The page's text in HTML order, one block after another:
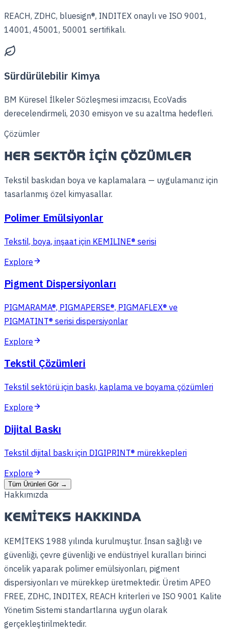
REACH, ZDHC, bluesign®, INDITEX onaylı ve ISO 9001,
14001, 45001, 50001 sertifikalı.
Sürdürülebilir Kimya
BM Küresel İlkeler Sözleşmesi imzacısı, EcoVadis
derecelendirmeli, 2030 emisyon ve su azaltma hedefleri.
Çözümler
HER SEKTÖR İÇIN ÇÖZÜMLER
Tekstil baskıdan boya ve kaplamalara — uygulamanız için
tasarlanmış özel kimyasallar.
Polimer Emülsiyonlar
Tekstil, boya, inşaat için KEMILINE® serisi
Explore
Pigment Dispersiyonları
PIGMARAMA®, PIGMAPERSE®, PIGMAFLEX® ve
PIGMATINT® serisi dispersiyonlar
Explore
Tekstil Çözümleri
Tekstil sektörü için baskı, kaplama ve boyama çözümleri
Explore
Dijital Baskı
Tekstil dijital baskı için DIGIPRINT® mürekkepleri
Explore
Tüm Ürünleri Gör→
Hakkımızda
KEMITEKS HAKKINDA
KEMİTEKS 1988 yılında kurulmuştur. İnsan sağlığı ve
güvenliği, çevre güvenliği ve endüstriyel kuralları birinci
öncelik yaparak polimer emülsiyonları, pigment
dispersiyonları ve mürekkep üretmektedir. Üretim APEO
FREE, ZDHC, INDITEX, REACH kriterleri ve ISO 9001 Kalite
Yönetim Sistemi standartlarına uygun olarak
gerçekleştirilmektedir.